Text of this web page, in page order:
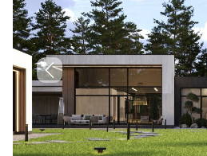
Previous slide